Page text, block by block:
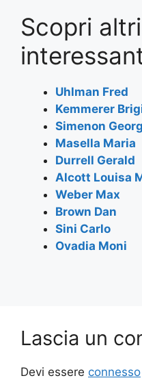
c
e
b
o
o
k
itt
er
at
s
A
p
p
e
a
m
Scopri
Uhlman Fred
Kemmerer
Simenon
Masella Maria
Durrell Gerald
Alcott Louisa
Weber Max
Brown Dan
Sini Carlo
Ovadia Moni
Lascia un
Devi essere connesso